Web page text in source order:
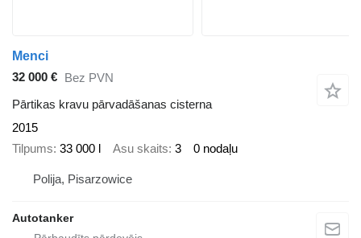
Menci
32 000 € Bez PVN
Pārtikas kravu pārvadāšanas cisterna
2015
Tilpums 33 000 l Asu skaits 3 0 nodaļu
Polija, Pisarzowice
Autotanker